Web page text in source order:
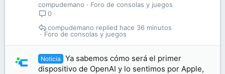
compudemano
Foro de consolas y juegos
0
Foro de consolas y juegos
hace 36 minutos
compudemano
Noticia
Ya sabemos cómo será el primer
dispositivo de OpenAI y lo sentimos por Apple,